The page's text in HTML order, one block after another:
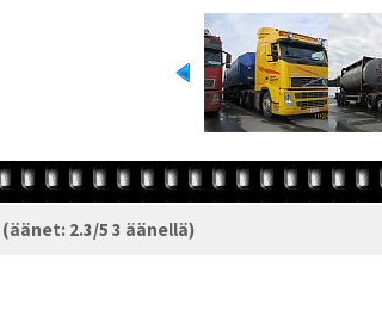
(äänet: 2.3/5 3 äänellä)